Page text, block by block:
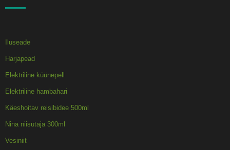
Iluseade
Harjapead
Elektriline küünepell
Elektriline hambahari
Käeshoitav reisibidee 500ml
Nina niisutaja 300ml
Vesiniit